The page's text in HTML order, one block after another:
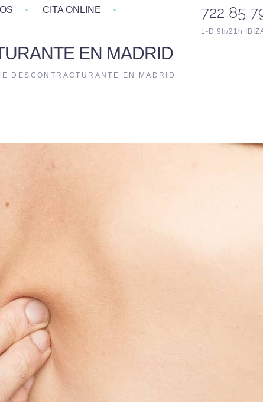
CITA ONLINE
722 85
L-D 9h/21h
EN MADRID
DESCONTRACTURANTE EN MADRID